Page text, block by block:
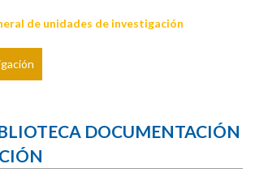
de unidades de investigación
DOCUMENTACIÓN